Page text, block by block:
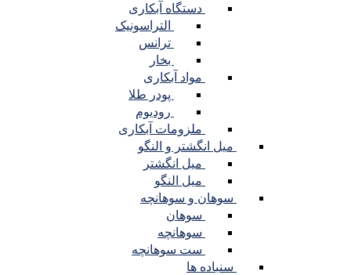
دستگاه آبکاری
التراسونیک
ترانس
بخار
مواد آبکاری
پودر طلا
رودیوم
ملزومات آبکاری
میل انگشتر و النگو
میل انگشتر
میل النگو
سوهان و سوهانچه
سوهان
سوهانچه
ست سوهانچه
سنباده ها